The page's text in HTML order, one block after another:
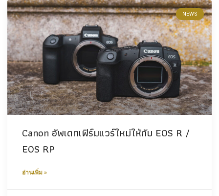
NEWS
Canon อัพเดทเฟิร์มแวร์ใหม่ให้กับ EOS R /
EOS RP
อ่านเพิ่ม »